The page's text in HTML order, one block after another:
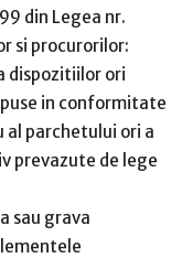
din Legea nr.
si procurorilor:
dispozitiilor ori
in conformitate
al parchetului ori a
prevazute de lege
sau grava